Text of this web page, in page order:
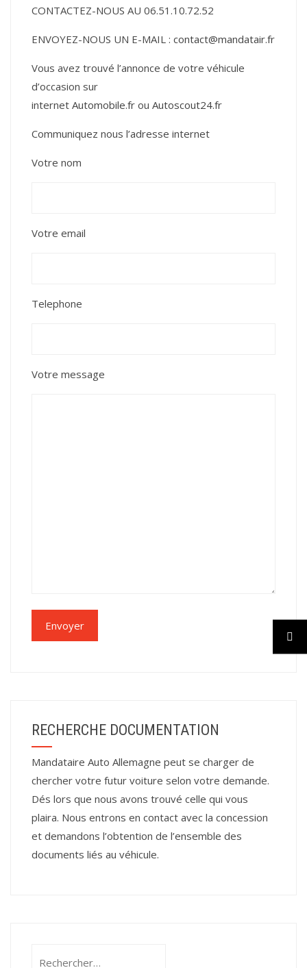
CONTACTEZ-NOUS AU 06.51.10.72.52
ENVOYEZ-NOUS UN E-MAIL : contact@mandatair.fr
Vous avez trouvé l’annonce de votre véhicule
d’occasion sur
internet Automobile.fr ou Autoscout24.fr
Communiquez nous l’adresse internet
Votre nom
Votre email
Telephone
Votre message
RECHERCHE DOCUMENTATION
Mandataire Auto Allemagne peut se charger de
chercher votre futur voiture selon votre demande.
Dés lors que nous avons trouvé celle qui vous
plaira. Nous entrons en contact avec la concession
et demandons l’obtention de l’ensemble des
documents liés au véhicule.